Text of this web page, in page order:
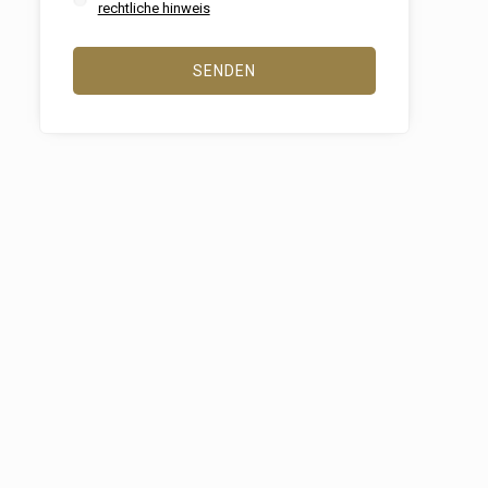
rechtliche hinweis
SENDEN
des
und